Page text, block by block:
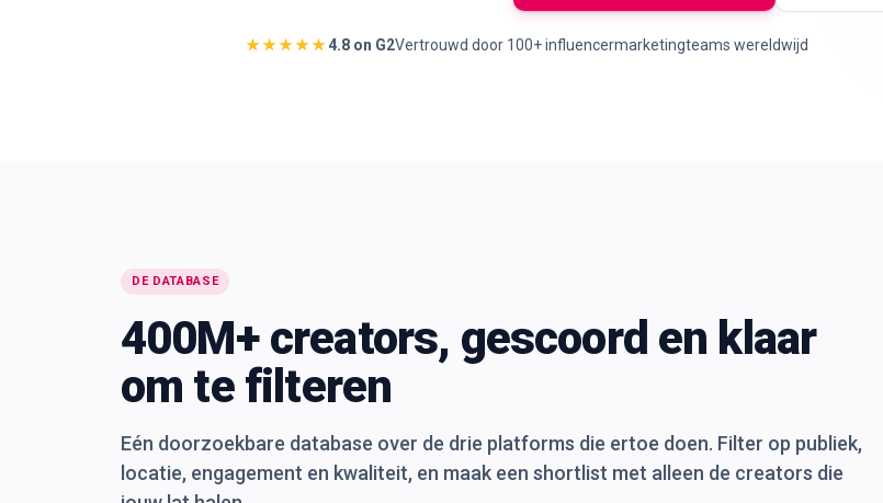
★★★★★4.8 on G2Vertrouwd door 100+ influencermarketingteams wereldwijd
DE DATABASE
400M+ creators, gescoord en klaar
om te filteren
Eén doorzoekbare database over de drie platforms die ertoe doen. Filter op publiek,
locatie, engagement en kwaliteit, en maak een shortlist met alleen de creators die